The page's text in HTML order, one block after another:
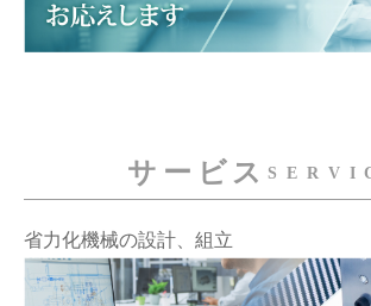
サービス
省力化機械の設計、組立